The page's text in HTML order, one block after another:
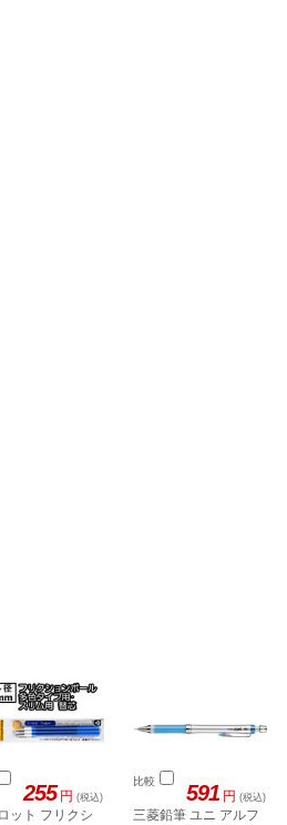
255 円 (税込)
ット フリクシ
比較 591 円 (税込)
三菱鉛筆 ユニ アルフ